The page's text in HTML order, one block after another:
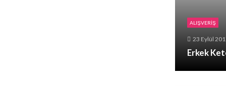
ALIŞVERIŞ
23 Eylül
Erkek